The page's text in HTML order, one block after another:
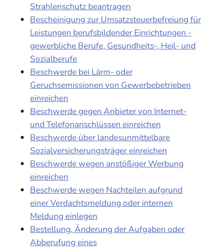
Strahlenschutz beantragen
Bescheinigung zur Umsatzsteuerbefreiung für
Leistungen berufsbildender Einrichtungen -
gewerbliche Berufe, Gesundheits-, Heil- und
Sozialberufe
Beschwerde bei Lärm- oder
Geruchsemissionen von Gewerbebetrieben
einreichen
Beschwerde gegen Anbieter von Internet-
und Telefonanschlüssen einreichen
Beschwerde über landesunmittelbare
Sozialversicherungsträger einreichen
Beschwerde wegen anstößiger Werbung
einreichen
Beschwerde wegen Nachteilen aufgrund
einer Verdachtsmeldung oder internen
Meldung einlegen
Bestellung, Änderung der Aufgaben oder
Abberufung eines